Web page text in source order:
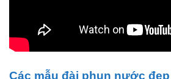
Các mẫu đài phun nước